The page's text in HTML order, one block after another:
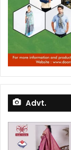
Advt.